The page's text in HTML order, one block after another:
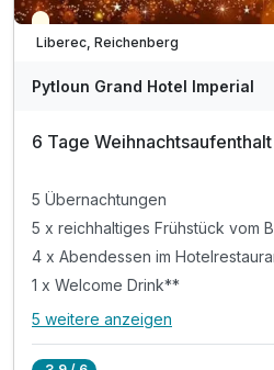
Saisonal verfügbar
Liberec, Reichenberg
Pytloun Grand Hotel Imperial
6 Tage
5 Übernachtungen
5 x reichhaltiges Frühstück vom
4 x Abendessen im
1 x Welcome Drink**
Alle Inklusivleistungen
5 weitere anzeigen